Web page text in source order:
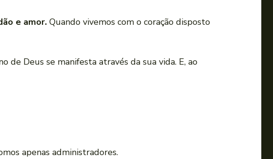
e amor. Quando vivemos com o coração disposto
de Deus se manifesta através da sua vida. E, ao
apenas administradores.